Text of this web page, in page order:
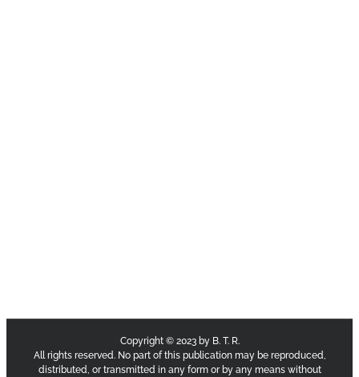
Copyright © 2023 by B. T. R.
All rights reserved. No part of this publication may be reproduced,
distributed, or transmitted in any form or by any means without